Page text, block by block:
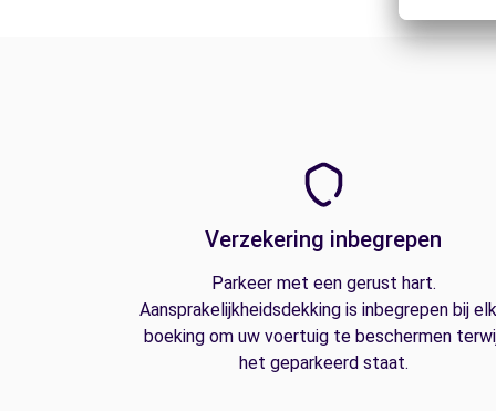
Verzekering inbegrepen
Parkeer met een gerust hart.
Aansprakelijkheidsdekking is inbegrepen bij
boeking om uw voertuig te beschermen
het geparkeerd staat.